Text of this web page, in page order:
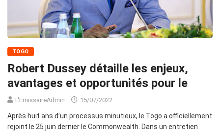
TOGO
Robert Dussey détaille les enjeux,
avantages et opportunités pour le
L'EmissaireAdmin 15/07/2022
Après huit ans d’un processus minutieux, le Togo a officiellement
rejoint le 25 juin dernier le Commonwealth. Dans un entretien